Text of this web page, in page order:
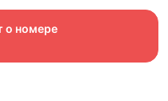
о номере